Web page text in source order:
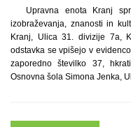
Upravna enota Kranj
izobraževanja, znanosti in
Kranj, Ulica 31. divizije 7a,
odstavka se vpišejo v
zaporedno številko 37,
Osnovna šola Simona Jenka,